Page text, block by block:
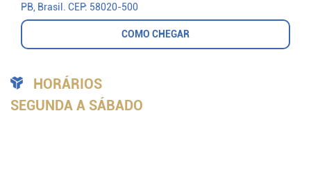
PB, Brasil. CEP: 58020-500
COMO CHEGAR
HORÁRIOS
SEGUNDA A SÁBADO